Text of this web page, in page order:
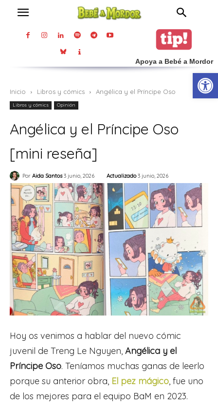
Apoya a Bebé a Mordor
Inicio Libros y cómics Angélica y el Príncipe Oso
Libros y cómics Opinión
Angélica y el Príncipe Oso
[mini reseña]
Por Aida Santos 3 junio, 2026 Actualizado 3 junio, 2026
Hoy os venimos a hablar del nuevo cómic
juvenil de Treng Le Nguyen, Angélica y el
Príncipe Oso. Teníamos muchas ganas de leerlo
porque su anterior obra, El pez mágico, fue uno
de los mejores para el equipo BaM en 2023.